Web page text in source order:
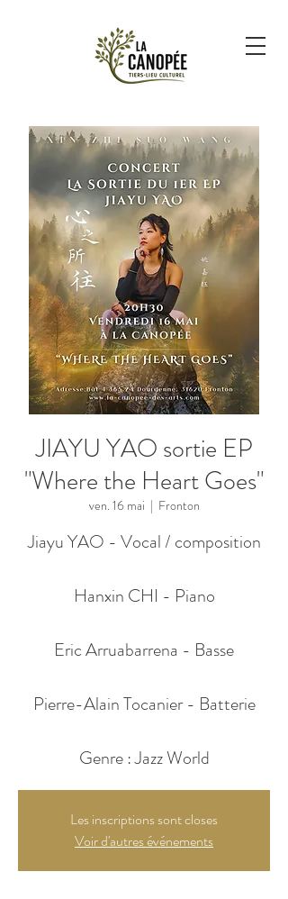
JIAYU YAO sortie EP
"Where the Heart Goes"
ven. 16 mai
  |
Fronton
Jiayu YAO - Vocal / composition
Hanxin CHI - Piano
Eric Arruabarrena - Basse
Pierre-Alain Tocanier - Batterie
Les inscriptions sont closes
Voir d'autres événements